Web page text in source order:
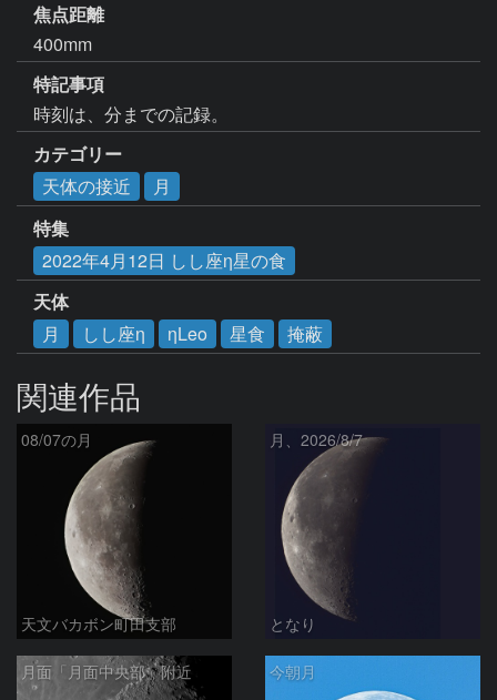
焦点距離
400mm
特記事項
時刻は、分までの記録。
カテゴリー
天体の接近
月
特集
2022年4月12日 しし座η星の食
天体
月
しし座η ηLeo 星食 掩蔽
関連作品
08/07の月
天文バカボン町田支部
月、2026/8/7
となり
月面「月面中央部」附近 今朝月